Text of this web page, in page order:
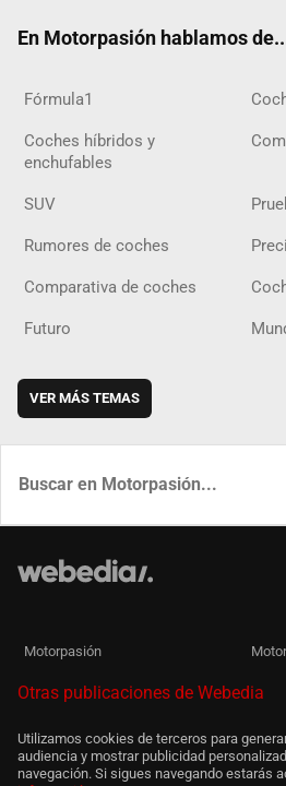
En Motorpasión hablamos
Fórmula1
Coches híbridos y
enchufables
SUV
Rumores de coches
Comparativa de coches
Futuro
VER MÁS TEMAS
Motorpasión
Otras publicaciones de Webedia
Utilizamos cookies de terceros para
audiencia y mostrar publicidad
navegación. Si sigues navegando estarás